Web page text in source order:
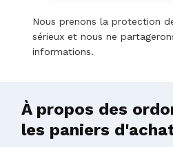
Nous prenons la protection
sérieux et nous ne
informations.
À propos des
les paniers